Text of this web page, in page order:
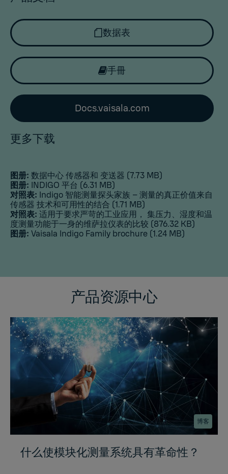
数据表
手冊
Docs.vaisala.com
更多下载
图册: 数据中心 传感器和 变送器 (7.73 MB)
图册: INDIGO 平台 (6.31 MB)
对照表: Indigo 智能测量探头家族 – 测量的真正价值来自
传感器 技术和可用性的结合 (1.71 MB)
对照表: 适用于要求严苛的工业应用， 集压力、湿度和温
度测量功能于一身的维萨拉仪表的比较 (876.32 KB)
图册: Vaisala Indigo Family brochure (1.24 MB)
产品资源中心
博客
什么使模块化测量系统具有革命性？